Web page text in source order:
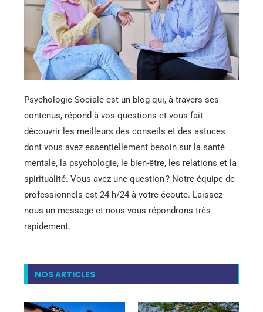
Psychologie Sociale est un blog qui, à travers ses
contenus, répond à vos questions et vous fait
découvrir les meilleurs des conseils et des astuces
dont vous avez essentiellement besoin sur la santé
mentale, la psychologie, le bien-être, les relations et la
spiritualité. Vous avez une question ? Notre équipe de
professionnels est 24 h/24 à votre écoute. Laissez-
nous un message et nous vous répondrons très
rapidement.
NOS ARTICLES